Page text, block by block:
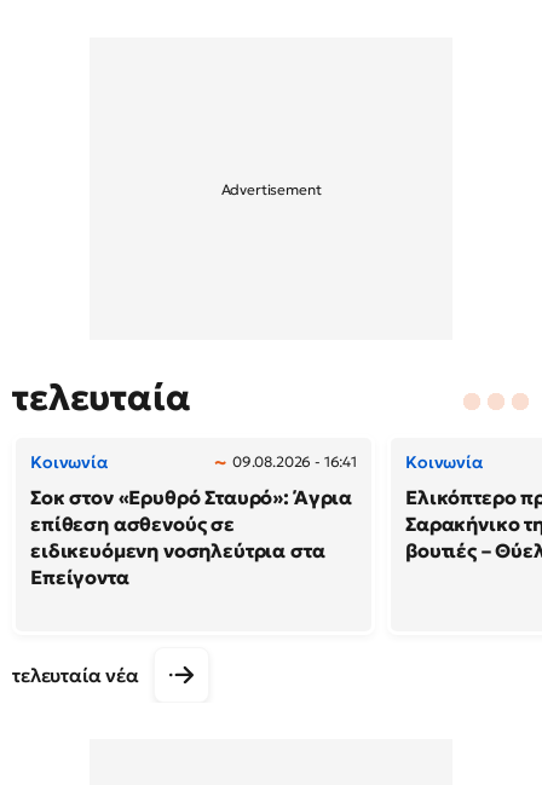
τελευταία
Κοινωνία 09.08.2026 - 16:41
Σοκ στον «Ερυθρό Σταυρό»: Άγρια
επίθεση ασθενούς σε
ειδικευόμενη νοσηλεύτρια στα
Επείγοντα
Κοινωνία
Ελικόπτερο
Σαρακήνικο
βουτιές –
τελευταία νέα